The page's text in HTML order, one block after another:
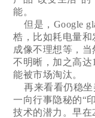
能。
但是，Google
梏，比如耗电量
成像不理想等，
不明晰，加之高达
能被市场淘汰。
再来看看仍稳坐
一向行事隐秘的“
技术的潜力。早在